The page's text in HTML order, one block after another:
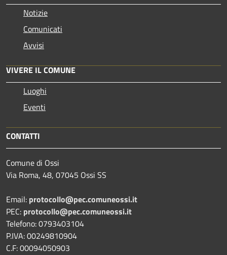
Notizie
Comunicati
Avvisi
VIVERE IL COMUNE
Luoghi
Eventi
CONTATTI
Comune di Ossi
Via Roma, 48, 07045 Ossi SS
Email: protocollo@pec.comuneossi.it
PEC: protocollo@pec.comuneossi.it
Telefono: 0793403104
P.IVA: 00249810904
C.F: 00094050903